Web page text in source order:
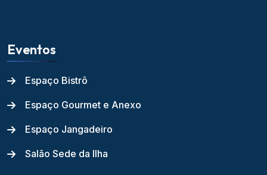
Eventos
Espaço Bistrô
Espaço Gourmet e Anexo
Espaço Jangadeiro
Salão Sede da Ilha